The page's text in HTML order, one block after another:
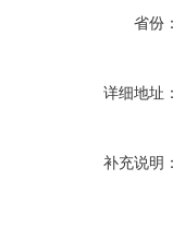
省份
详细地址
补充说明